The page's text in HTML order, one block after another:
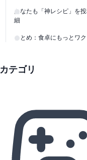
あなたも「神レシピ」を
細
まとめ：食卓にもっとワク
カテゴリ